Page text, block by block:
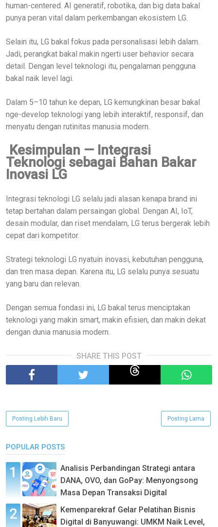
human-centered. AI generatif, robotika, dan big data bakal
punya peran vital dalam perkembangan ekosistem LG.
Selain itu, LG bakal fokus pada personalisasi lebih dalam.
Jadi, perangkat bakal makin ngerti user behavior secara
detail. Dengan level teknologi itu, pengalaman pengguna
bakal naik level lagi.
Dalam 5–10 tahun ke depan, LG kemungkinan besar bakal
nge-develop teknologi yang lebih interaktif, responsif, dan
menyatu dengan rutinitas manusia modern.
Kesimpulan — Integrasi
Teknologi sebagai Bahan Bakar
Inovasi LG
Integrasi teknologi LG selalu jadi alasan kenapa brand ini
tetap bertahan dalam persaingan global. Dengan AI, IoT,
desain modular, dan riset mendalam, LG terus bergerak lebih
cepat dari kompetitor.
Strategi teknologi LG nyatuin inovasi, kebutuhan pengguna,
dan tren masa depan. Karena itu, LG selalu punya sesuatu
yang baru dan relevan.
Dengan semua fondasi ini, LG bakal terus menciptakan
teknologi yang makin smart, makin efisien, dan makin dekat
dengan dunia manusia modern.
SHARE THIS POST
Posting Lebih Baru Posting Lama
POPULAR POSTS
Analisis Perbandingan Strategi antara
DANA, OVO, dan GoPay: Menyongsong
Masa Depan Transaksi Digital
Kemenparekraf Gelar Pelatihan Bisnis
Digital di Banyuwangi: UMKM Naik Level,